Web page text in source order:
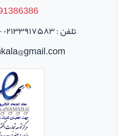
تلفن : ۰۲۱۳۳۹۱۷۵۸۳ - ۰۲۱۳۳۹۱۴۴۳۴